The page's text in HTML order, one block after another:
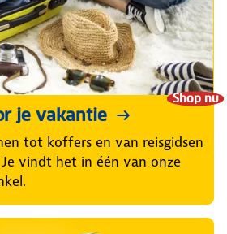
Shop nu
je vakantie
tot koffers en van reisgidsen
vindt het in één van onze